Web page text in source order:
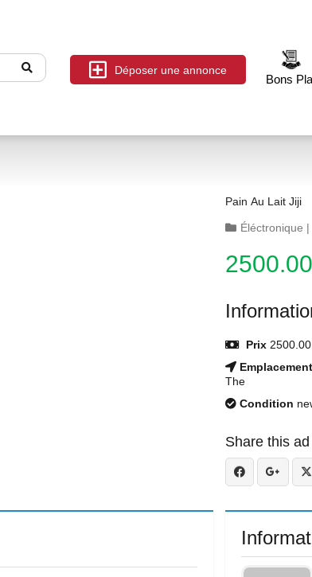
Déposer une annonce
Bons
Pain Au Lait Jiji
Éléctronique |
2500.00
Prix 2500.00
Emplacement
The
Condition
Share this ad